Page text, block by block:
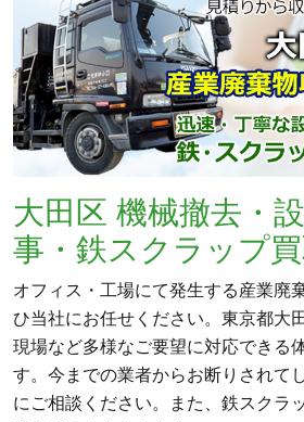
大田区 機械撤去・
事・鉄スクラップ
オフィス・工場にて発生する産業廃
ひ当社にお任せください。東京都大
現場など多様なご要望に対応できる
す。今までの業者からお断りされて
にご相談ください。また、鉄スクラ